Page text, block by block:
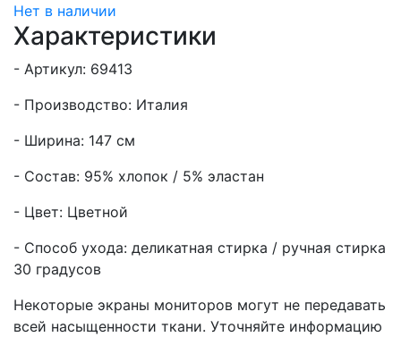
Нет в наличии
Характеристики
- Артикул: 69413
- Производство: Италия
- Ширина: 147 см
- Состав: 95% хлопок / 5% эластан
- Цвет: Цветной
- Способ ухода: деликатная стирка / ручная стирка
30 градусов
Некоторые экраны мониторов могут не передавать
всей насыщенности ткани. Уточняйте информацию